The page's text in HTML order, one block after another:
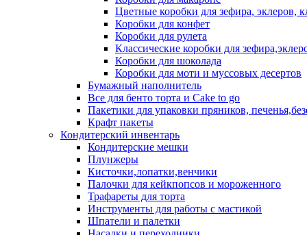
Цветные коробки для зефира, эклеров,
Коробки для конфет
Коробки для рулета
Классические коробки для
Коробки для шоколада
Коробки для моти и муссовых десертов
Бумажный наполнитель
Все для бенто торта и Cake to go
Пакетики для упаковки пряников,
Крафт пакеты
Кондитерский инвентарь
Кондитерские мешки
Плунжеры
Кисточки,лопатки,венчики
Палочки для кейкпопсов и мороженного
Трафареты для торта
Инструменты для работы с мастикой
Шпатели и палетки